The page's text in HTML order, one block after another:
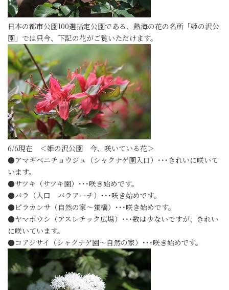
日本の都市公園100選指定公園である、熱海の花の名所「姫の沢公
園」では只今、下記の花がご覧いただけます。
6/6現在 ＜姫の沢公園 今、咲いている花＞
●アマギベニチョウジュ（シャクナゲ園入口）･･･きれいに咲いて
います。
●サツキ（サツキ園）･･･咲き始めです。
●バラ（入口 バラアーチ）･･･咲き始めです。
●ピラカンサ（自然の家～蛍橋）･･･咲き始めです。
●ヤマボウシ（アスレチック広場）･･･数は少ないですが、きれい
に咲いています。
●コアジサイ（シャクナゲ園～自然の家）･･･咲き始めです。